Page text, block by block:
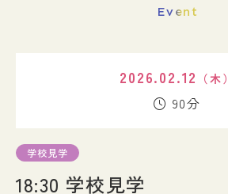
キャンパスライフ
Event
2026.02.12 （木）
90分
学校見学
18:30 学校見学